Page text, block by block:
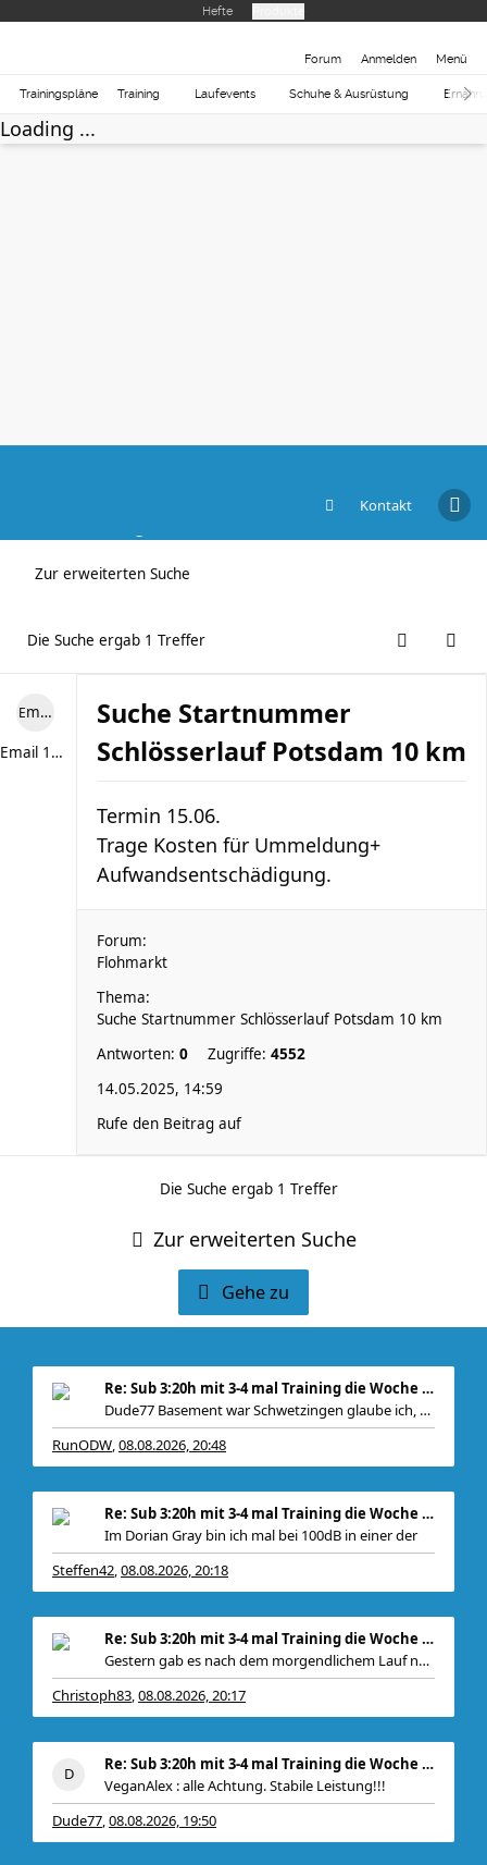
Hefte
Forum Anmelden Menü
Trainingspläne Training Laufevents Schuhe & Ausrüstung
Loading ...
Kontakt
Zur erweiterten Suche
Die Suche ergab 1 Treffer
Email 13th
Email 13th
Suche Startnummer
Schlösserlauf Potsdam 10 km
Termin 15.06.
Trage Kosten für Ummeldung+
Aufwandsentschädigung.
Forum:
Flohmarkt
Thema:
Suche Startnummer Schlösserlauf Potsdam 10 km
Antworten: 0 Zugriffe: 4552
14.05.2025, 14:59
Rufe den Beitrag auf
Die Suche ergab 1 Treffer
Zur erweiterten Suche
Gehe zu
Re: Sub 3:20h mit 3-4 mal Training die Woche machb
Dude77 Basement war Schwetzingen glaube ich, war
RunODW,08.08.2026, 20:48
Re: Sub 3:20h mit 3-4 mal Training die Woche machb
Im Dorian Gray bin ich mal bei 100dB in einer der
Steffen42,08.08.2026, 20:18
Re: Sub 3:20h mit 3-4 mal Training die Woche machb
Gestern gab es nach dem morgendlichem Lauf noch
Christoph83,08.08.2026, 20:17
Re: Sub 3:20h mit 3-4 mal Training die Woche machb
VeganAlex : alle Achtung. Stabile Leistung!!!
Dude77,08.08.2026, 19:50